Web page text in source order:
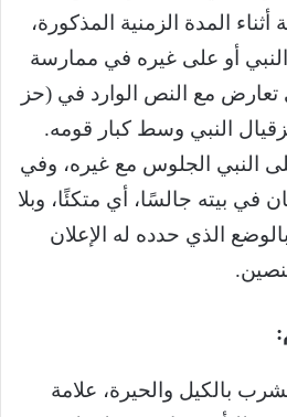
المدة الزمنية المذكورة،
أو على غيره في ممارسة
تعارض مع النص الوارد في (حز
النبي وسط كبار قومه.
النبي الجلوس مع غيره، وفي
في بيته جالسًا، أي متكئًا، وبلا
الذي حدده له الإعلان
بالكيل والحيرة، علامة